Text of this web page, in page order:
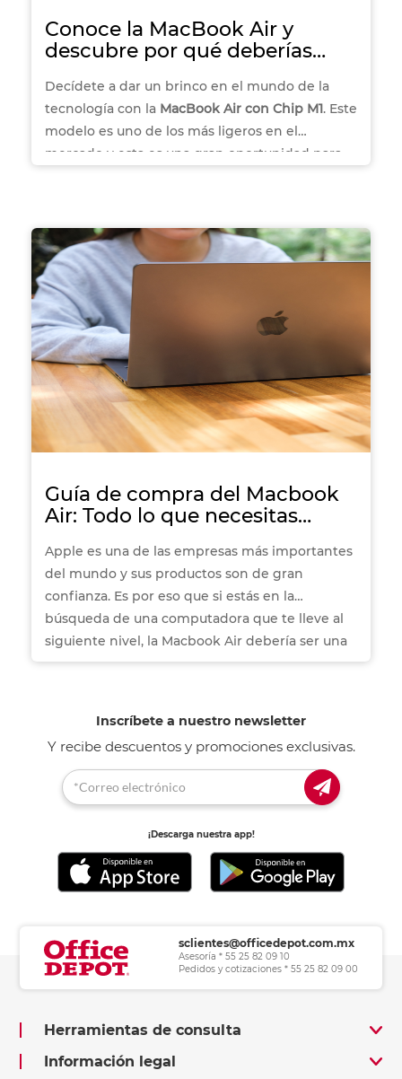
Conoce la MacBook Air y
descubre por qué deberías
Decídete a dar un brinco en el mundo de la
tecnología con la MacBook Air con Chip M1. Este
modelo es uno de los más ligeros en el
mercado y esta es una gran oportunidad para
beneficios que ofrece.
Guía de compra del Macbook
Air: Todo lo que necesitas
Apple es una de las empresas más importantes
del mundo y sus productos son de gran
confianza. Es por eso que si estás en la
búsqueda de una computadora que te lleve al
siguiente nivel, la Macbook Air debería ser una
de tus principales opciones. En Office
Inscríbete a nuestro newsletter
Y recibe descuentos y promociones exclusivas.
¡Descarga nuestra app!
sclientes@officedepot.com.mx
Asesoría * 55 25 82 09 10
Pedidos y cotizaciones * 55 25 82 09 00
Herramientas de consulta
Información legal